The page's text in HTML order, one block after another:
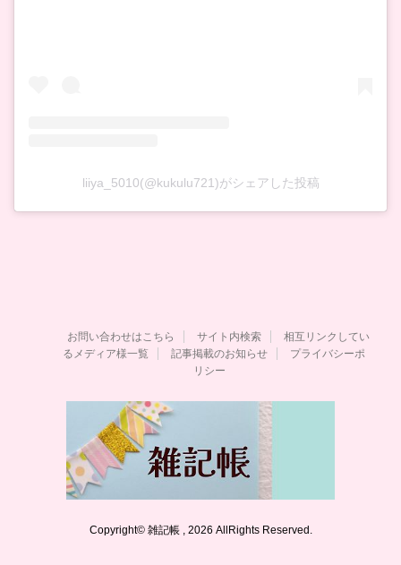
liiya_5010(@kukulu721)がシェアした投稿
お問い合わせはこちら サイト内検索
相互リンクしてい
るメディア様一覧
記事掲載のお知らせ
プライバシーポ
リシー
Copyright© 雑記帳 , 2026 AllRights Reserved.